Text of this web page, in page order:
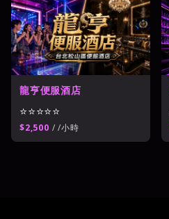
龍亨便服酒店
⭐⭐⭐⭐⭐
$2,500 / /小時